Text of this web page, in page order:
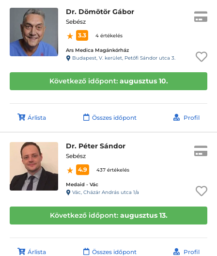
Dr. Dömötör Gábor
Sebész
3.3
4 értékelés
Ars Medica Magánkórház
Budapest, V. kerület, Petőfi Sándor utca 3.
Következő időpont: augusztus 10.
Árlista Összes időpont Profil
Dr. Péter Sándor
Sebész
4.9
437 értékelés
Medaid - Vác
Vác, Cházár András utca 1/a
Következő időpont: augusztus 13.
Árlista Összes időpont Profil